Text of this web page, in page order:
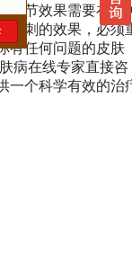
节效果需要在相
粉刺的效果，必须
有任何问题的皮肤
病在线专家直接咨
一个科学有效的治